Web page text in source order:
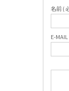
名前 (
E-